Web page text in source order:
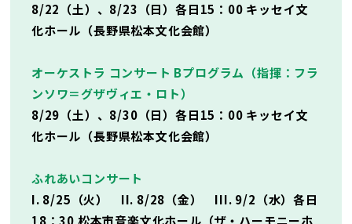
8/22（土）、8/23（日）各日15：00 キッセイ文
化ホール（長野県松本文化会館）
オーケストラ コンサート Bプログラム（指揮：フラ
ンソワ＝グザヴィエ・ロト）
8/29（土）、8/30（日）各日15：00 キッセイ文
化ホール（長野県松本文化会館）
ふれあいコンサート
I. 8/25（火） II. 8/28（金） III. 9/2（水）各日
18：30 松本市音楽文化ホール（ザ・ハーモニーホ